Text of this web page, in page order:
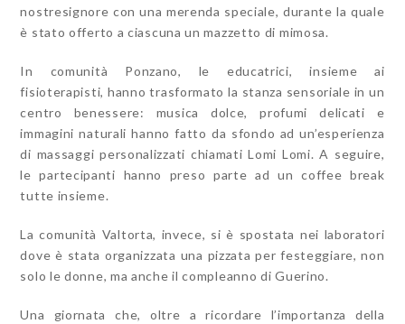
nostresignore con una merenda speciale, durante la quale
è stato offerto a ciascuna un mazzetto di mimosa.
In comunità Ponzano, le educatrici, insieme ai
fisioterapisti, hanno trasformato la stanza sensoriale in un
centro benessere: musica dolce, profumi delicati e
immagini naturali hanno fatto da sfondo ad un’esperienza
di massaggi personalizzati chiamati Lomi Lomi. A seguire,
le partecipanti hanno preso parte ad un coffee break
tutte insieme.
La comunità Valtorta, invece, si è spostata nei laboratori
dove è stata organizzata una pizzata per festeggiare, non
solo le donne, ma anche il compleanno di Guerino.
Una giornata che, oltre a ricordare l’importanza della